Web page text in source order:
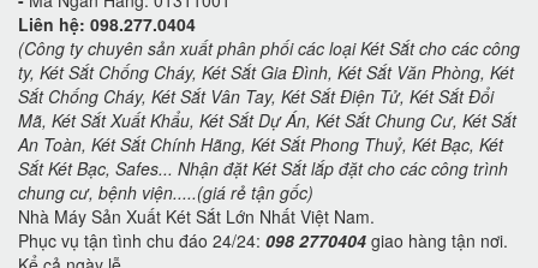
Liên hệ: 098.277.0404
(Công ty chuyên sản xuất phân phối các loại Két Sắt cho các công
ty, Két Sắt Chống Cháy, Két Sắt Gia Đình, Két Sắt Văn Phòng, Két
Sắt Chống Cháy, Két Sắt Vân Tay, Két Sắt Điện Tử, Két Sắt Đổi
Mã, Két Sắt Xuất Khẩu, Két Sắt Dự Án, Két Sắt Chung Cư, Két Sắt
An Toàn, Két Sắt Chính Hãng, Két Sắt Phong Thuỷ, Két Bạc, Két
Sắt Két Bạc, Safes... Nhận đặt Két Sắt lắp đặt cho các công trình
chung cư, bệnh viện.....(giá rẻ tận gốc)
Nhà Máy Sản Xuất Két Sắt Lớn Nhất Việt Nam.
Phục vụ tận tình chu đáo 24/24: 098 2770404 giao hàng tận nơi.